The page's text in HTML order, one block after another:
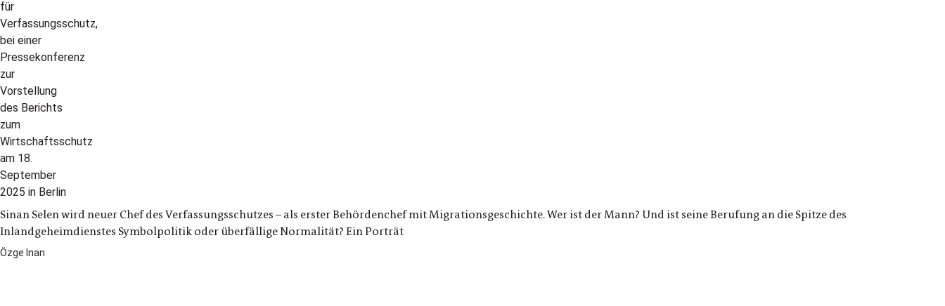
Sinan Selen wird neuer Chef des Verfassungsschutzes – als erster Behördenchef mit Migrationsgeschichte. Wer ist der Mann? Und ist seine Berufung an die Spitze des
Inlandgeheimdienstes Symbolpolitik oder überfällige Normalität? Ein Porträt
Özge Inan